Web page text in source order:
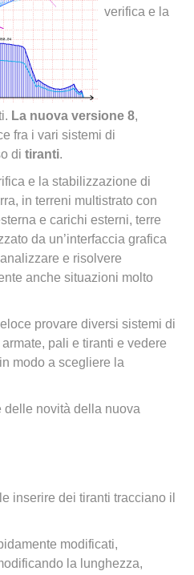
verifica e la
La nuova versione 8,
fra i vari sistemi di
di tiranti.
e la stabilizzazione di
in terreni multistrato con
e carichi esterni, terre
da un’interfaccia grafica
e risolvere
anche situazioni molto
provare diversi sistemi di
pali e tiranti e vedere
modo a scegliere la
novità della nuova
inserire dei tiranti tracciano il
modificati,
la lunghezza,